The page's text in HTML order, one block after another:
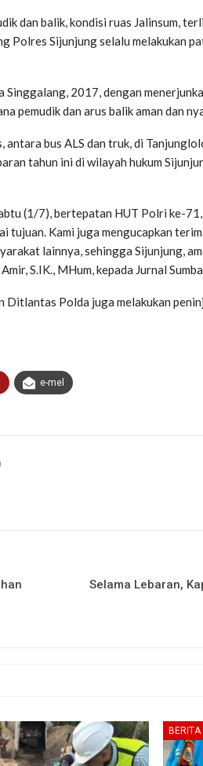
dan balik, kondisi ruas Jalinsum,
Sijunjung selalu melakukan
2017, dengan
pemudik dan arus balik aman dan
bus ALS dan truk, di
tahun ini di wilayah hukum
(1/7), bertepatan HUT Polri ke-
tujuan. Kami juga mengucapkan
lainnya, sehingga Sijunjung,
S.IK., MHum, kepada Jurnal
Polda juga melakukan
e-mel
Selama Lebaran,
BERITA